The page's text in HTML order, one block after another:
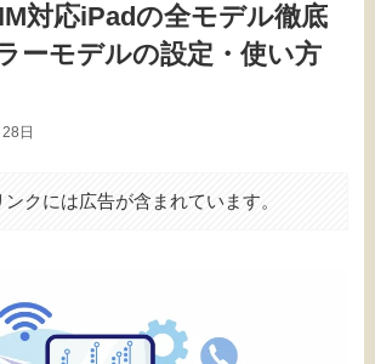
対応iPadの全モデル徹底
ーモデルの設定・使い方
日
クには広告が含まれています。